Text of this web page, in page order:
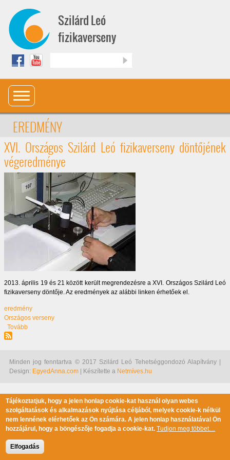
Szilárd Leó
fizikaverseny
EREDMÉNY
XVI. Országos Szilárd Leó fizikaverseny döntőjének
végeredménye
2013. április 19 és 21 között került megrendezésre a XVI. Országos Szilárd Leó
fizikaverseny döntője. Az eredmények az alábbi linken érhetőek el.
eredmény
Országos verseny
Tovább(XVI. Országos Szilárd Leó fizikaverseny döntőjének végeredménye)
Minden jog fenntartva © 2017 Szilárd Leó Tehetséggondozó Alapítvány |
Design: EgyedAnna.com | Készítette a Netmíves.hu
Tájékoztatjuk, hogy a jelen honlap cookie-kat használ olyan webes
szolgáltatások és alkalmazások nyújtása céljából, melyek cookie-k nélkül
nem lennének elérhetőek az Ön számára. A jelen honlap használatával Ön
hozzájárul, hogy a böngészője fogadja a cookie-kat. Tudjon meg többet…
Elfogadás